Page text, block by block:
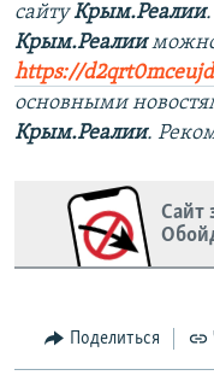
сайтуКрым.Реалии
Крым.Реалии
https://
основными
Крым.Реалии.
Сайт
Поделиться